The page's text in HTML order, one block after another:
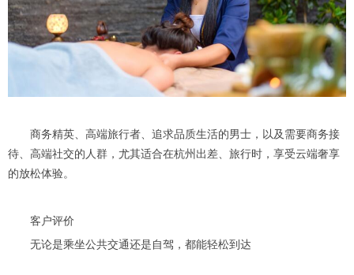
商务精英、高端旅行者、追求品质生活的男士，以及需要商务接
待、高端社交的人群，尤其适合在杭州出差、旅行时，享受云端奢享
的放松体验。
客户评价
无论是乘坐公共交通还是自驾，都能轻松到达